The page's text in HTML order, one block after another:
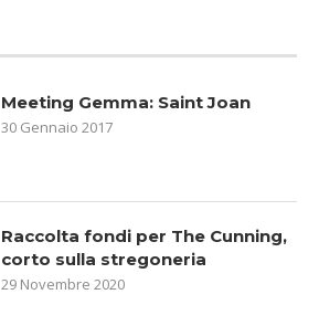
Meeting Gemma: Saint Joan
30 Gennaio 2017
Raccolta fondi per The Cunning,
corto sulla stregoneria
29 Novembre 2020